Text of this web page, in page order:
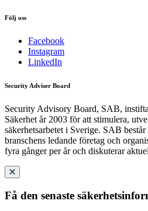
Följ oss
Facebook
Instagram
LinkedIn
Security Adviser Board
Security Advisory Board, SAB,
Säkerhet år 2003 för att stimulera,
säkerhetsarbetet i Sverige. SAB
branschens ledande företag och
fyra gånger per år och diskuterar
Få den senaste